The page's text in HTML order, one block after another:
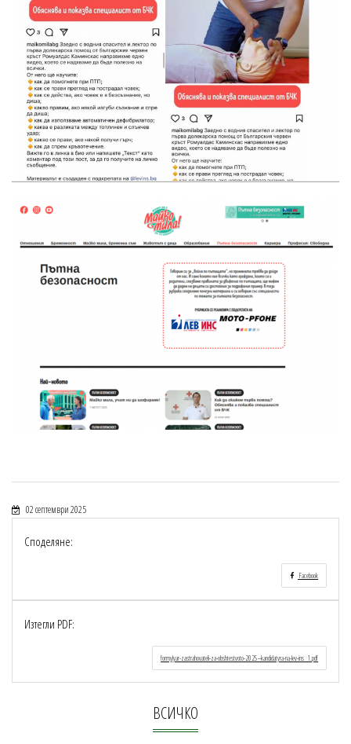
02 септември 2025
Споделяне:
Facebook
Изтегли PDF:
formylyar-zastrahovateli-za-obshtestvoto-2025--kandidatyra-na-lev-ins_1.pdf
ВСИЧКО